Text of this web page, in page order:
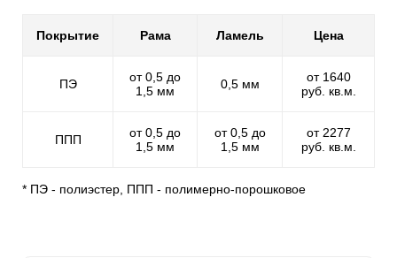
Покрытие Рама Ламель Цена
ПЭ
от 0,5 до
1,5 мм
0,5 мм
от 1640
руб. кв.м.
ППП
от 0,5 до
1,5 мм
от 0,5 до
1,5 мм
от 2277
руб. кв.м.
* ПЭ - полиэстер, ППП - полимерно-порошковое